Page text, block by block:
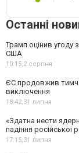
Останні
Трамп оцінив угоду
США
10:15,2 серпня
ЄС продовжив
виключення
18:42,31 липня
«Здатна нести
падіння російської
17:15,31 липня